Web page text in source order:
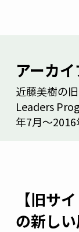
【旧サ
の新し
アーカ
近藤美樹の
Leaders
年7月～2016